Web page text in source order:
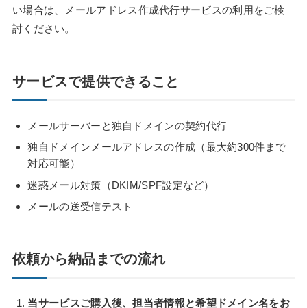
い場合は、メールアドレス作成代行サービスの利用をご検
討ください。
サービスで提供できること
メールサーバーと独自ドメインの契約代行
独自ドメインメールアドレスの作成（最大約300件まで
対応可能）
迷惑メール対策（DKIM/SPF設定など）
メールの送受信テスト
依頼から納品までの流れ
当サービスご購入後、担当者情報と希望ドメイン名をお